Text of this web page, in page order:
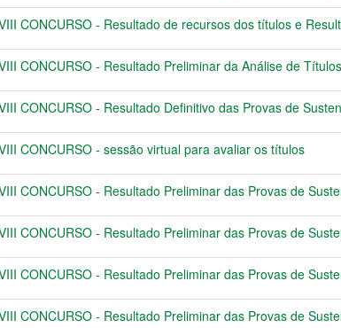
CONCURSO - Resultado de recursos dos títulos e
CONCURSO - Resultado Preliminar da Análise de Títulos
CONCURSO - Resultado Definitivo das Provas de
CONCURSO - sessão virtual para avaliar os títulos
CONCURSO - Resultado Preliminar das Provas de
CONCURSO - Resultado Preliminar das Provas de
CONCURSO - Resultado Preliminar das Provas de
CONCURSO - Resultado Preliminar das Provas de